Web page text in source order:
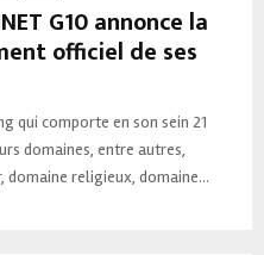
G10 annonce la
officiel de ses
qui comporte en son sein 21
domaines, entre autres,
religieux, domaine...